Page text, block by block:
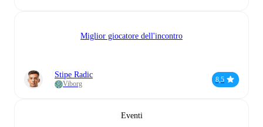
Miglior giocatore dell'incontro
Stipe Radic
Viborg
8,5
Eventi